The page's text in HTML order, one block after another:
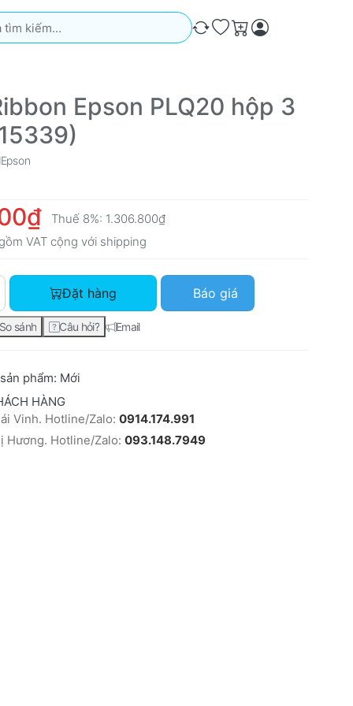
Kết quả sẽ tự động xuất hiện khi bạn nhập. Nhấn phím
So sánh
Ưa thích
Giỏ hàng
Epson PLQ20 hộp 3
Epson
Thuế 8%: 1.306.800₫
VAT cộng với shipping
Black Ribbon Epson PLQ20 hộp 3 cái (S015339) với giá
Đặt hàng Báo giá
So sánh Câu hỏi? Email
phẩm: Mới
HÀNG
Vinh. Hotline/Zalo: 0914.174.991
Hương. Hotline/Zalo: 093.148.7949